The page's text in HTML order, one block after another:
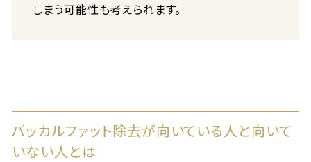
しまう可能性も考えられます。
バッカルファット除去が向いている人と向いて
いない人とは